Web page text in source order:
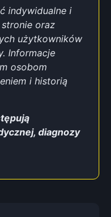
indywidualne i
oraz
użytkowników
Informacje
osobom
i historią
diagnozy